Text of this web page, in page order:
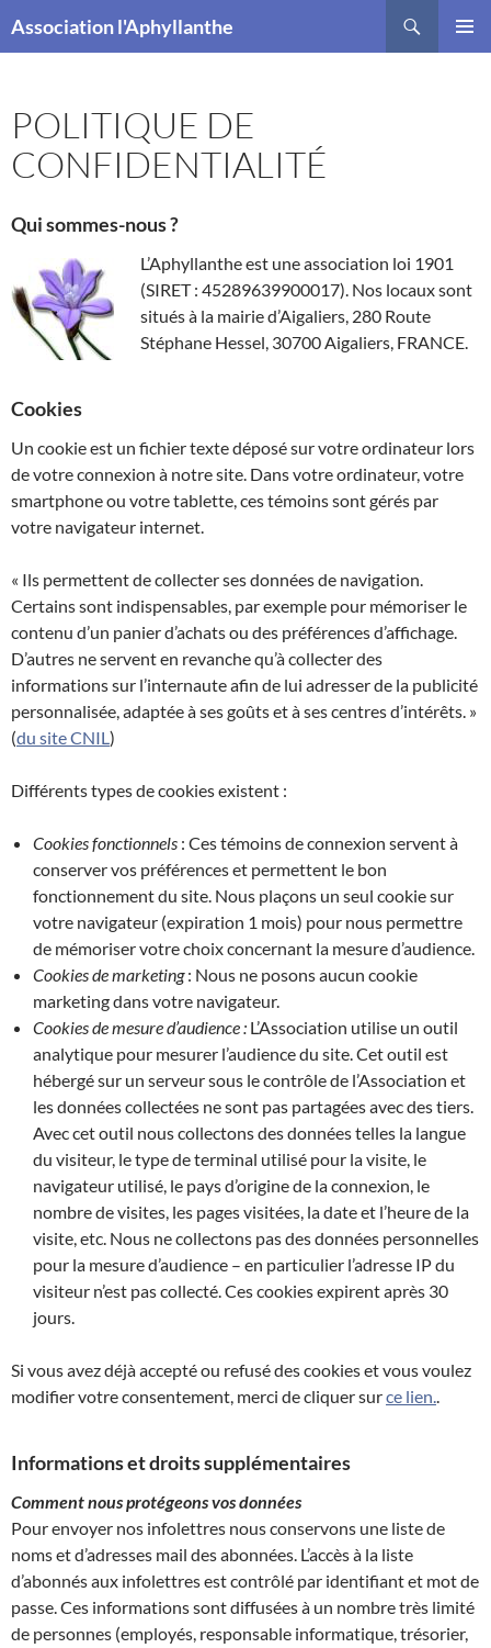
Association l'Aphyllanthe
POLITIQUE DE
CONFIDENTIALITÉ
Qui sommes-nous ?
L’Aphyllanthe est une association loi 1901
(SIRET : 45289639900017). Nos locaux sont
situés à la mairie d’Aigaliers, 280 Route
Stéphane Hessel, 30700 Aigaliers, FRANCE.
Cookies
Un cookie est un fichier texte déposé sur votre ordinateur lors
de votre connexion à notre site. Dans votre ordinateur, votre
smartphone ou votre tablette, ces témoins sont gérés par
votre navigateur internet.
« Ils permettent de collecter ses données de navigation.
Certains sont indispensables, par exemple pour mémoriser le
contenu d’un panier d’achats ou des préférences d’affichage.
D’autres ne servent en revanche qu’à collecter des
informations sur l’internaute afin de lui adresser de la publicité
personnalisée, adaptée à ses goûts et à ses centres d’intérêts. »
(du site CNIL)
Différents types de cookies existent :
Cookies fonctionnels : Ces témoins de connexion servent à
conserver vos préférences et permettent le bon
fonctionnement du site. Nous plaçons un seul cookie sur
votre navigateur (expiration 1 mois) pour nous permettre
de mémoriser votre choix concernant la mesure d’audience.
Cookies de marketing: Nous ne posons aucun cookie
marketing dans votre navigateur.
Cookies de mesure d’audience : L’Association utilise un outil
analytique pour mesurer l’audience du site. Cet outil est
hébergé sur un serveur sous le contrôle de l’Association et
les données collectées ne sont pas partagées avec des tiers.
Avec cet outil nous collectons des données telles la langue
du visiteur, le type de terminal utilisé pour la visite, le
navigateur utilisé, le pays d’origine de la connexion, le
nombre de visites, les pages visitées, la date et l’heure de la
visite, etc. Nous ne collectons pas des données personnelles
pour la mesure d’audience – en particulier l’adresse IP du
visiteur n’est pas collecté. Ces cookies expirent après 30
jours.
Si vous avez déjà accepté ou refusé des cookies et vous voulez
modifier votre consentement, merci de cliquer surce lien..
Informations et droits supplémentaires
Comment nous protégeons vos données
Pour envoyer nos infolettres nous conservons une liste de
noms et d’adresses mail des abonnées. L’accès à la liste
d’abonnés aux infolettres est contrôlé par identifiant et mot de
passe. Ces informations sont diffusées à un nombre très limité
de personnes (employés, responsable informatique, trésorier,